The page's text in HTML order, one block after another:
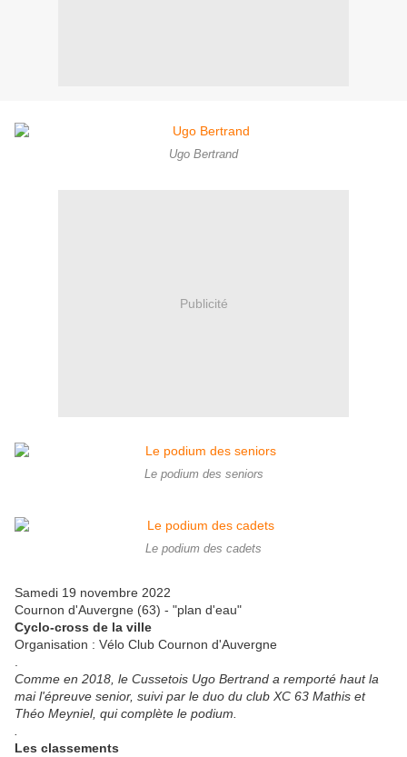
Ugo Bertrand
Publicité
Le podium des seniors
Le podium des cadets
Samedi 19 novembre 2022
Cournon d'Auvergne (63) - "plan d'eau"
Cyclo-cross de la ville
Organisation : Vélo Club Cournon d'Auvergne
Comme en 2018, le Cussetois Ugo Bertrand a remporté haut la
mai l'épreuve senior, suivi par le duo du club XC 63 Mathis et
Théo Meyniel, qui complète le podium.
Les classements